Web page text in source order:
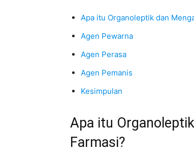
Apa itu Organoleptik dan
Agen Pewarna
Agen Perasa
Agen Pemanis
Kesimpulan
Apa itu
Farmasi?